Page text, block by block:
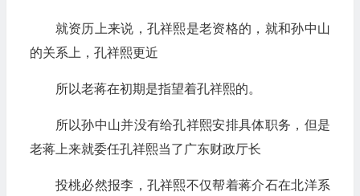
就资历上来说，孔祥熙是老资格的，就和孙中山
的关系上，孔祥熙更近
所以老蒋在初期是指望着孔祥熙的。
所以孙中山并没有给孔祥熙安排具体职务，但是
老蒋上来就委任孔祥熙当了广东财政厅长
投桃必然报李，孔祥熙不仅帮着蒋介石在北洋系